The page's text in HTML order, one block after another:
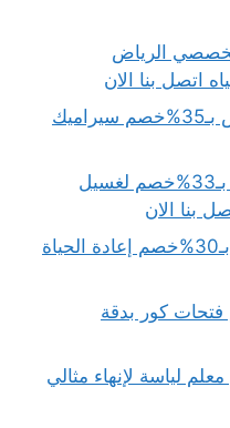
الرياض
شركة تنظيف سيراميك بالرياض بـ35%خصم سيراميك
شركة تنظيف احواش بالرياض بـ33%خصم لغسيل
بنا الان
شركة ترميم حمامات بالرياض بـ30%خصم إعادة الحياة
بـ30%خصم فتحات كور بدقة
بالرياض بـ35خصم معلم لياسة لإنهاء مثالي